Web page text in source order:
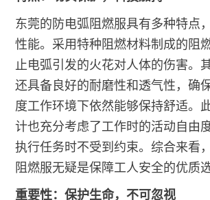
东莞的防电弧阻燃服具有多种特点
性能。采用特种阻燃材料制成的阻
止电弧引发的火花对人体的伤害。
还具备良好的耐磨性和透气性，确
度工作环境下依然能够保持舒适。
计也充分考虑了工作时的活动自由
执行任务时不受到约束。综合来看
阻燃服无疑是保障工人安全的优质选
重要性：保护生命，不可忽视